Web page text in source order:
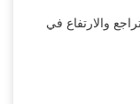
والارتفاع في